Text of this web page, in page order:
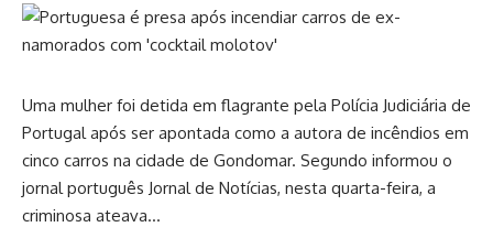
Uma mulher foi detida em flagrante pela Polícia Judiciária de
Portugal após ser apontada como a autora de incêndios em
cinco carros na cidade de Gondomar. Segundo informou o
jornal português Jornal de Notícias, nesta quarta-feira, a
criminosa ateava…